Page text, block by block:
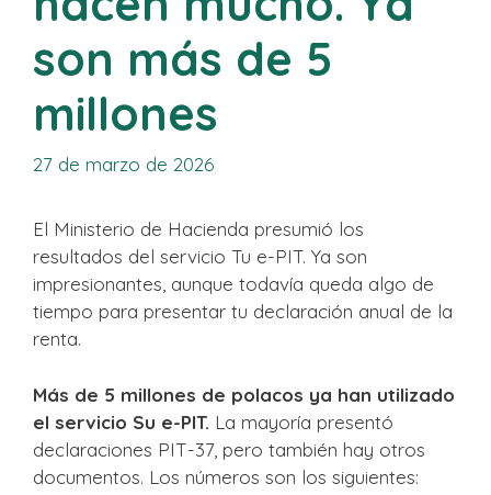
son más de 5
millones
27 de marzo de 2026
El Ministerio de Hacienda presumió los
resultados del servicio Tu e-PIT. Ya son
impresionantes, aunque todavía queda algo de
tiempo para presentar tu declaración anual de la
renta.
Más de 5 millones de polacos ya han utilizado
el servicio Su e-PIT. La mayoría presentó
declaraciones PIT-37, pero también hay otros
documentos. Los números son los siguientes: